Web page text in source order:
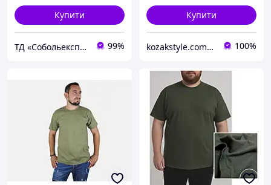
Купити
ТД «Собольекспрес» 99%
Купити
kozakstyle.com. Український народний одяг. Патріотичний одяг. Українські аксесуари. Сувеніри. 100%